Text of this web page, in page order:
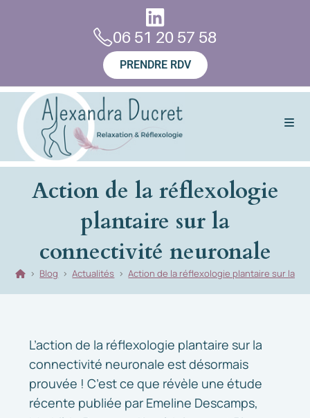
06 51 20 57 58
PRENDRE RDV
Action de la réflexologie
plantaire sur la
connectivité neuronale
> Blog > Actualités > Action de la réflexologie plantaire sur la
L’action de la réflexologie plantaire sur la
connectivité neuronale est désormais
prouvée ! C’est ce que révèle une étude
récente publiée par Emeline Descamps,